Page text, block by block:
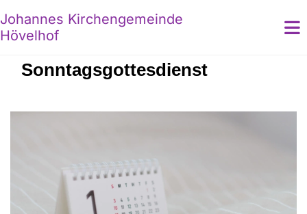
Johannes Kirchengemeinde
Hövelhof
Sonntagsgottesdienst